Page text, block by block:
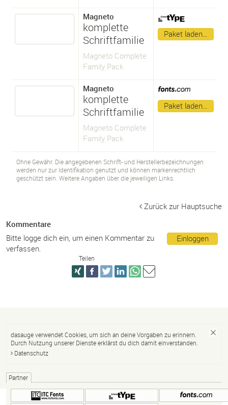
Magneto
komplette
Schriftfamilie
Magneto Complete
Family Pack
Paket laden…
Magneto
komplette
Schriftfamilie
Magneto Complete
Family Pack
Paket laden…
Ohne Gewähr. Die angegebenen Schrift- und Herstellerbezeichnungen
werden nur zur Identifikation genutzt und können markenrechtlich
geschützt sein. Weitere Angaben über die jeweiligen Links.
Zurück zur Hauptsuche
Kommentare
Einloggen
Bitte logge dich ein, um einen Kommentar zu
verfassen.
Teilen
dasauge verwendet Cookies, um sich an deine Vorgaben zu erinnern.
Durch Nutzung unserer Dienste erklärst du dich damit einverstanden.
Datenschutz
Partner